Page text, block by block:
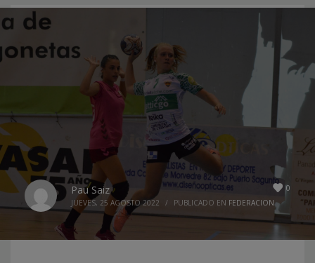
0
Pau Saiz
JUEVES, 25 AGOSTO 2022 / PUBLICADO EN FEDERACION